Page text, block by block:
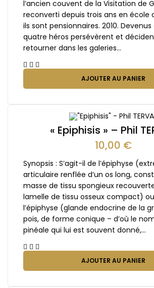
l’ancien couvent de la Visitation de
reconverti depuis trois ans en école
ils sont pensionnaires. 2010.
quatre héros persévèrent et
retourner dans les galeries…
AJOUTER AU PANIER
« Epiphisis » – Phil
10,00 €
Synopsis : S’agit-il de l’épiphyse
articulaire renflée d’un os long,
masse de tissu spongieux
lamelle de tissu osseux compact)
l’épiphyse (glande endocrine de la
pois, de forme conique – d’où le
pinéale qui lui est souvent donné,…
AJOUTER AU PANIER